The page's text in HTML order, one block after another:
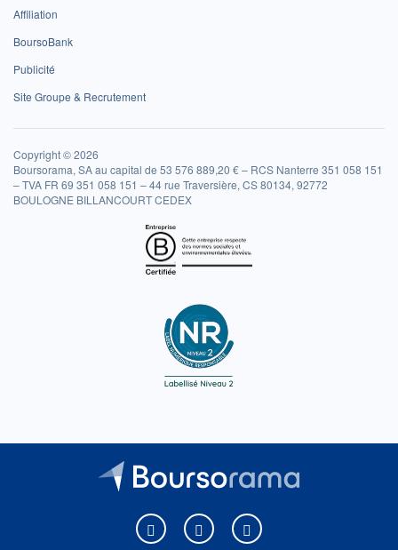
Affiliation
BoursoBank
Publicité
Site Groupe & Recrutement
Copyright © 2026
Boursorama, SA au capital de 53 576 889,20 € – RCS Nanterre 351 058 151
– TVA FR 69 351 058 151 – 44 rue Traversière, CS 80134, 92772
BOULOGNE BILLANCOURT CEDEX
Boursorama sur Facebook
Boursorama sur XBoursorama sur